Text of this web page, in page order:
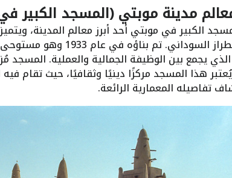
مدينة موبتي (المسجد الكبير
الكبير في موبتي أحد أبرز معالم المدينة،
على الطراز السوداني.
الذي يجمع بين الوظيفة الجمالية والعملية. المسجد
هذا المسجد مركزًا دينيًا وثقافيًا، حيث تقام فيه
تفاصيله المعمارية الرائعة.